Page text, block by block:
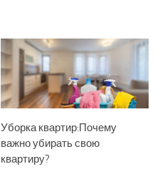
Уборка квартир:Почему
важно убирать свою
квартиру?